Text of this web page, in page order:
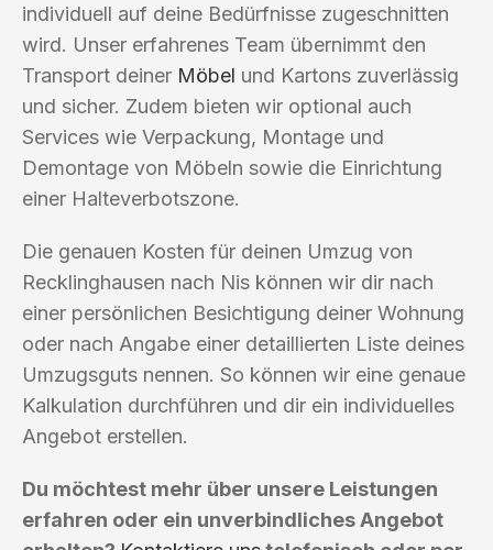
individuell auf deine Bedürfnisse zugeschnitten
wird. Unser erfahrenes Team übernimmt den
Transport deiner Möbel und Kartons zuverlässig
und sicher. Zudem bieten wir optional auch
Services wie Verpackung, Montage und
Demontage von Möbeln sowie die Einrichtung
einer Halteverbotszone.
Die genauen Kosten für deinen Umzug von
Recklinghausen nach Nis können wir dir nach
einer persönlichen Besichtigung deiner Wohnung
oder nach Angabe einer detaillierten Liste deines
Umzugsguts nennen. So können wir eine genaue
Kalkulation durchführen und dir ein individuelles
Angebot erstellen.
Du möchtest mehr über unsere Leistungen
erfahren oder ein unverbindliches Angebot